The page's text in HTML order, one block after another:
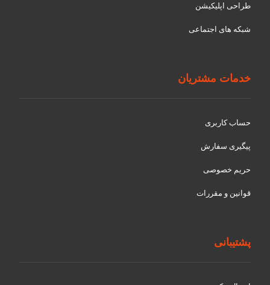
طراحی اپلیکیشن
شبکه های اجتماعی
خدمات مشتریان
حساب کاربری
پیگیری سفارش
حریم خصوصی
قوانین و مقررات
پشتیبانی